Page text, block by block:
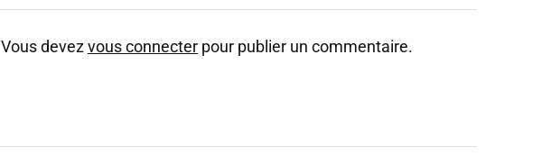
Vous devezvous connecter pour publier un commentaire.